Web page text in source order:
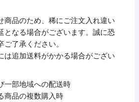
商品のため、稀にご注文入れ違い
となる場合がございます。誠に恐
了承ください。
は追加送料がかかる場合がござい
一部地域への配送時
商品の複数購入時